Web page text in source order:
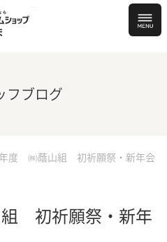
フブログ
度 ㈱蔭山組 初祈願祭・新年会
初祈願祭・新年